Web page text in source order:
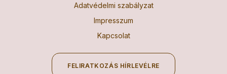
Adatvédelmi szabályzat
Impresszum
Kapcsolat
FELIRATKOZÁS HÍRLEVÉLRE